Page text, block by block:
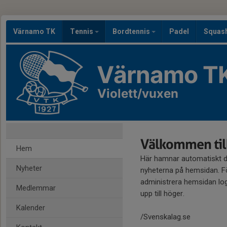
Värnamo TK Tennis Bordtennis Padel
Värnamo
Violett/vuxen
Hem
Nyheter
Medlemmar
Kalender
Välkommen
Här hamnar automatiskt
nyheterna på hemsidan.
administrera hemsidan
upp till höger.
/Svenskalag.se